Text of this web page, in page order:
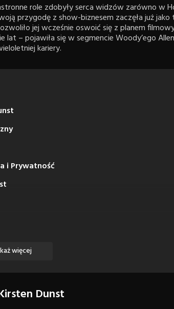
role zdobyły serca widzów zarówno w
przygodę z show-biznesem zaczęła już
jej wcześnie oswoić się z planem
lat – pojawiła się w segmencie Woody’ego
kariery.
i Prywatność
więcej
Dunst